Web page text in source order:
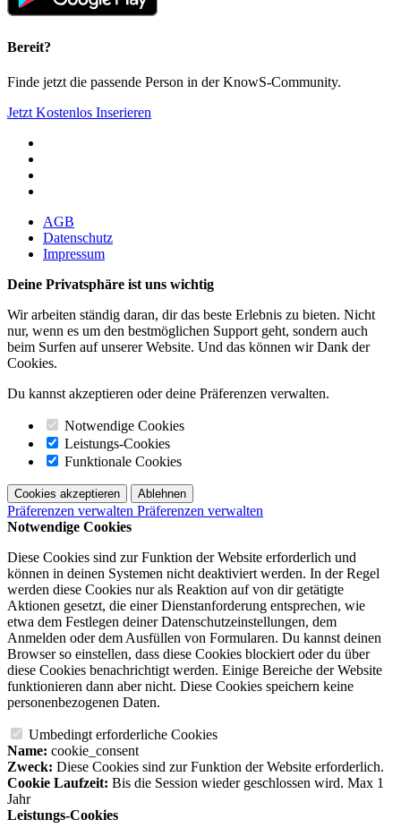
Bereit?
Finde jetzt die passende Person in der KnowS-Community.
Jetzt Kostenlos Inserieren
AGB
Datenschutz
Impressum
Deine Privatsphäre ist uns wichtig
Wir arbeiten ständig daran, dir das beste Erlebnis zu bieten. Nicht
nur, wenn es um den bestmöglichen Support geht, sondern auch
beim Surfen auf unserer Website. Und das können wir Dank der
Cookies.
Du kannst akzeptieren oder deine Präferenzen verwalten.
Notwendige Cookies
Leistungs-Cookies
Funktionale Cookies
Cookies akzeptieren Ablehnen
Präferenzen verwalten Präferenzen verwalten
Notwendige Cookies
Diese Cookies sind zur Funktion der Website erforderlich und
können in deinen Systemen nicht deaktiviert werden. In der Regel
werden diese Cookies nur als Reaktion auf von dir getätigte
Aktionen gesetzt, die einer Dienstanforderung entsprechen, wie
etwa dem Festlegen deiner Datenschutzeinstellungen, dem
Anmelden oder dem Ausfüllen von Formularen. Du kannst deinen
Browser so einstellen, dass diese Cookies blockiert oder du über
diese Cookies benachrichtigt werden. Einige Bereiche der Website
funktionieren dann aber nicht. Diese Cookies speichern keine
personenbezogenen Daten.
Umbedingt erforderliche Cookies
Name: cookie_consent
Zweck: Diese Cookies sind zur Funktion der Website erforderlich.
Cookie Laufzeit: Bis die Session wieder geschlossen wird. Max 1
Jahr
Leistungs-Cookies